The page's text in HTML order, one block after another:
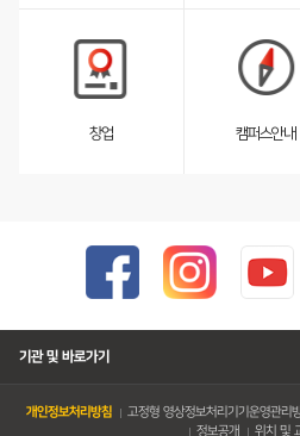
창업
브
리
스
트
침
캠퍼스안내
기관 및 바로가기
개인정보처리방침 고정형 영상정보처리기기운영관리
정보공개
위치 및